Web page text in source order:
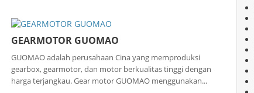
GEARMOTOR GUOMAO
GUOMAO adalah perusahaan Cina yang memproduksi
gearbox, gearmotor, dan motor berkualitas tinggi dengan
harga terjangkau. Gear motor GUOMAO menggunakan...